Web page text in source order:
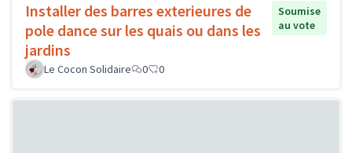
Installer des barres exterieures de
pole dance sur les quais ou dans les
jardins
Soumise
au vote
Le Cocon Solidaire 0 0